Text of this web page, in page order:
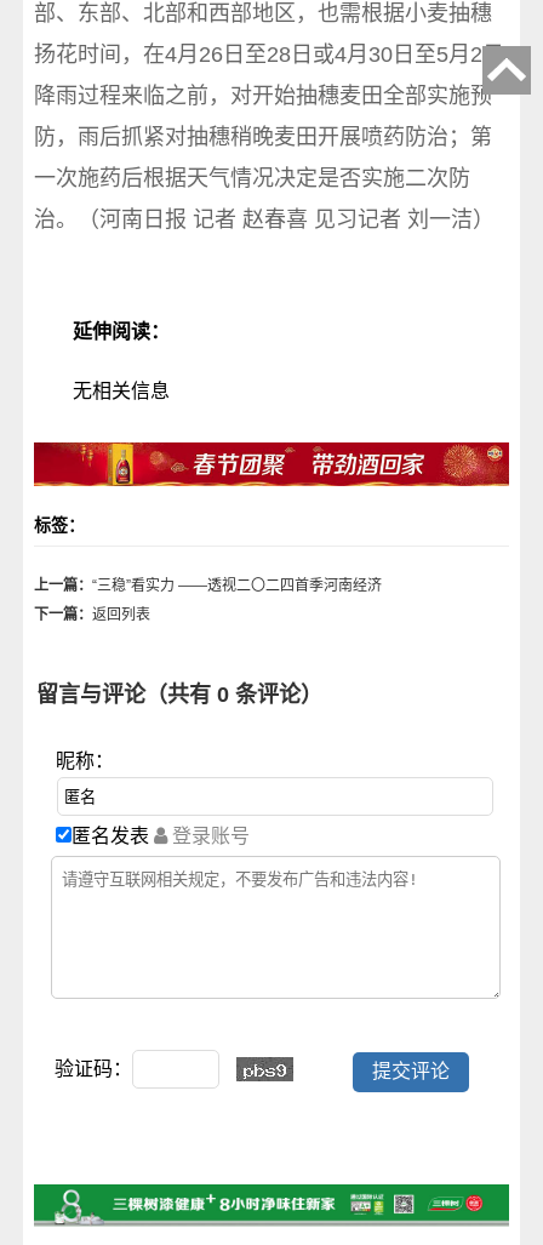
部、东部、北部和西部地区，也需根据小麦抽穗
扬花时间，在4月26日至28日或4月30日至5月2日
降雨过程来临之前，对开始抽穗麦田全部实施预
防，雨后抓紧对抽穗稍晚麦田开展喷药防治；第
一次施药后根据天气情况决定是否实施二次防
治。（河南日报 记者 赵春喜 见习记者 刘一洁）
延伸阅读：
无相关信息
标签：
上一篇： “三稳”看实力 ——透视二〇二四首季河南经济
下一篇： 返回列表
留言与评论（共有 0 条评论）
昵称：
匿名发表 登录账号
验证码：